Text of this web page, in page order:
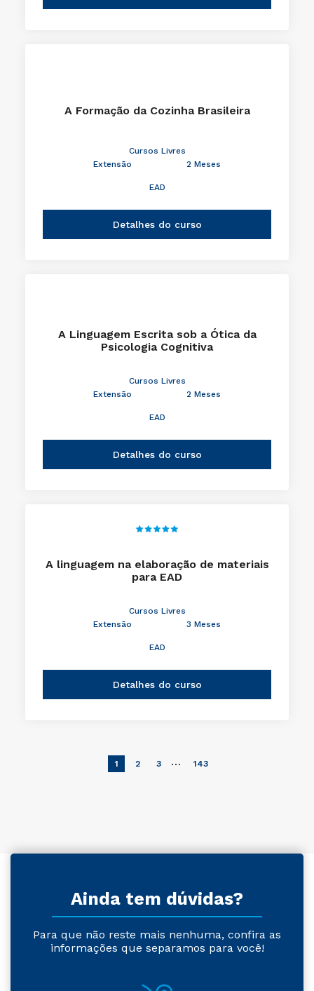
A Formação da Cozinha Brasileira
Cursos Livres
Extensão
2 Meses
EAD
Detalhes do curso
A Linguagem Escrita sob a Ótica da
Psicologia Cognitiva
Cursos Livres
Extensão
2 Meses
EAD
Detalhes do curso
A linguagem na elaboração de materiais
para EAD
Cursos Livres
Extensão
3 Meses
EAD
Detalhes do curso
1 2 3 … 143
Ainda tem dúvidas?
Para que não reste mais nenhuma, confira as
informações que separamos para você!